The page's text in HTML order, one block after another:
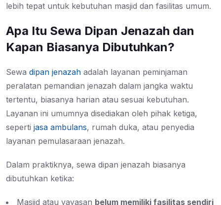
lebih tepat untuk kebutuhan masjid dan fasilitas umum.
Apa Itu Sewa Dipan Jenazah dan
Kapan Biasanya Dibutuhkan?
Sewa dipan jenazah adalah layanan peminjaman
peralatan pemandian jenazah dalam jangka waktu
tertentu, biasanya harian atau sesuai kebutuhan.
Layanan ini umumnya disediakan oleh pihak ketiga,
seperti jasa ambulans, rumah duka, atau penyedia
layanan pemulasaraan jenazah.
Dalam praktiknya, sewa dipan jenazah biasanya
dibutuhkan ketika:
Masjid atau yayasan belum memiliki fasilitas sendiri